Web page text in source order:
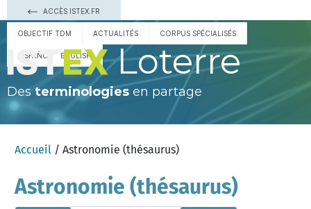
ACCÈS ISTEX.FR
OBJECTIF TDM ACTUALITÉS CORPUS SPÉCIALISÉS
ESPAÑOL ENGLISH Loterre
Des terminologies en partage
Accueil / Astronomie (thésaurus)
Astronomie (thésaurus)